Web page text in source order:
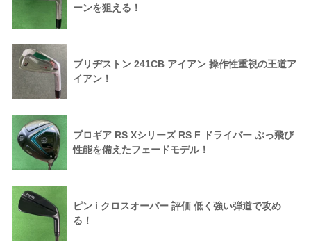
ーンを狙える！
ブリヂストン 241CB アイアン 操作性重視の王道ア
イアン！
プロギア RS Xシリーズ RS F ドライバー ぶっ飛び
性能を備えたフェードモデル！
ピン i クロスオーバー 評価 低く強い弾道で攻め
る！